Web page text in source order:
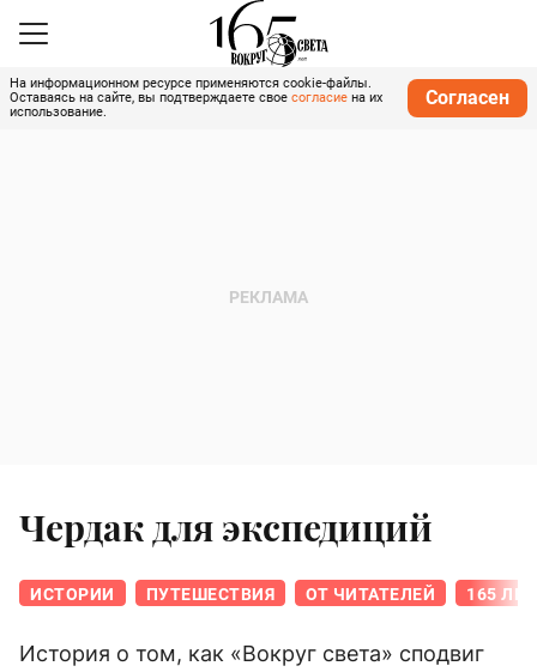
На информационном ресурсе применяются cookie-файлы.
Оставаясь на сайте, вы подтверждаете свое согласие на их
использование.
Согласен
Чердак для экспедиций
ИСТОРИИ ПУТЕШЕСТВИЯ ОТ ЧИТАТЕЛЕЙ 165 ЛЕТ
История о том, как «Вокруг света» сподвиг